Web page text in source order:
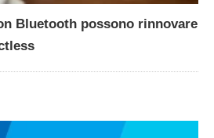
Bluetooth possono rinnovare